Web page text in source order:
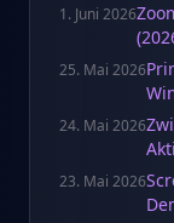
1. Juni 2026
25. Mai 2026
24. Mai 2026
23. Mai 2026